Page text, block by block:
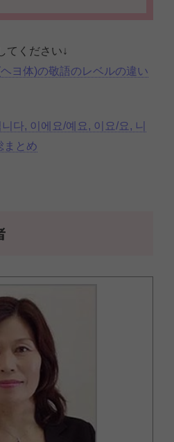
てください↓
ヨ体)の敬語のレベルの違い
다, 이에요/예요, 이요/요, 니
まとめ